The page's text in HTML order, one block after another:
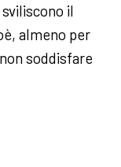
il
almeno per
soddisfare